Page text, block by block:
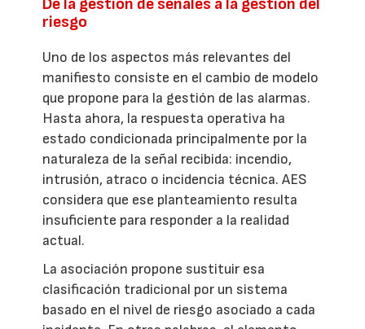
De la gestión de señales a la gestión del
riesgo
Uno de los aspectos más relevantes del
manifiesto consiste en el cambio de modelo
que propone para la gestión de las alarmas.
Hasta ahora, la respuesta operativa ha
estado condicionada principalmente por la
naturaleza de la señal recibida: incendio,
intrusión, atraco o incidencia técnica. AES
considera que ese planteamiento resulta
insuficiente para responder a la realidad
actual.
La asociación propone sustituir esa
clasificación tradicional por un sistema
basado en el nivel de riesgo asociado a cada